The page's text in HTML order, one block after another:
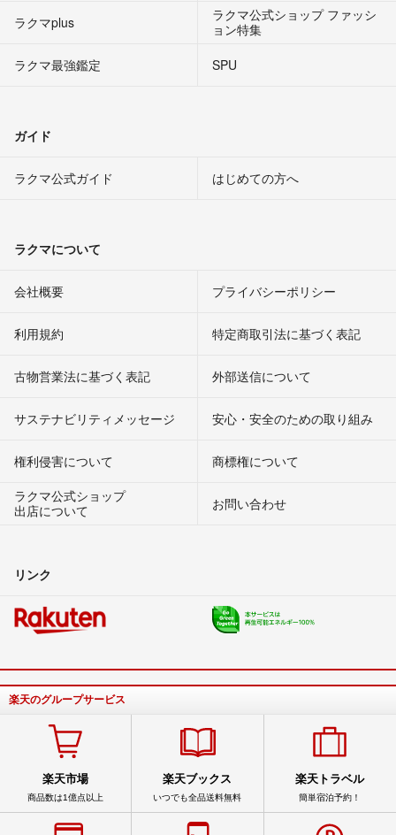
ラクマplus
ラクマ公式ショップ ファッシ
ョン特集
ラクマ最強鑑定
SPU
ガイド
ラクマ公式ガイド はじめての方へ
ラクマについて
会社概要 プライバシーポリシー
利用規約 特定商取引法に基づく表記
古物営業法に基づく表記 外部送信について
サステナビリティメッセージ 安心・安全のための取り組み
権利侵害について
商標権について
ラクマ公式ショップ
出店について
お問い合わせ
リンク
楽天のグループサービス
楽天市場
商品数は1億点以上
楽天ブックス
いつでも全品送料無料
楽天トラベル
簡単宿泊予約！